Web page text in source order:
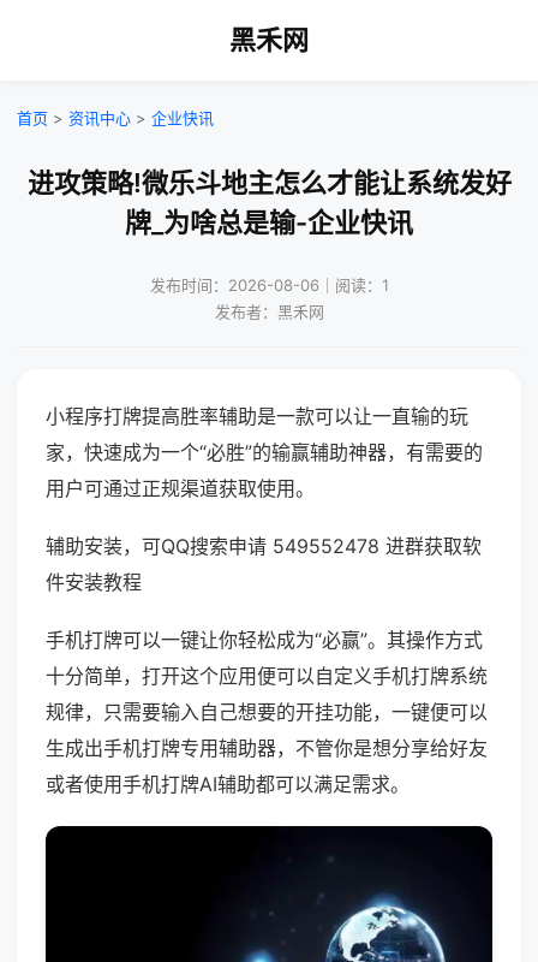
黑禾网
首页 > 资讯中心 > 企业快讯
进攻策略!微乐斗地主怎么才能让系统发好
牌_为啥总是输-企业快讯
发布时间：2026-08-06｜阅读：1
发布者：黑禾网
小程序打牌提高胜率辅助是一款可以让一直输的玩
家，快速成为一个“必胜”的输赢辅助神器，有需要的
用户可通过正规渠道获取使用。
辅助安装，可QQ搜索申请 549552478 进群获取软
件安装教程
手机打牌可以一键让你轻松成为“必赢”。其操作方式
十分简单，打开这个应用便可以自定义手机打牌系统
规律，只需要输入自己想要的开挂功能，一键便可以
生成出手机打牌专用辅助器，不管你是想分享给好友
或者使用手机打牌AI辅助都可以满足需求。